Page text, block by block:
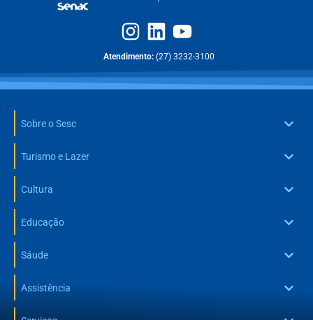
Atendimento: (27) 3232-3100
Sobre o Sesc
Turismo e Lazer
Cultura
Educação
Sáude
Assistência